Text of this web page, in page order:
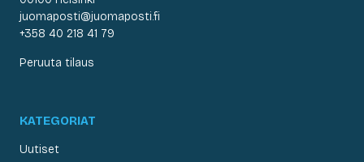
juomaposti@juomaposti.fi
+358 40 218 41 79
Peruuta tilaus
KATEGORIAT
Uutiset